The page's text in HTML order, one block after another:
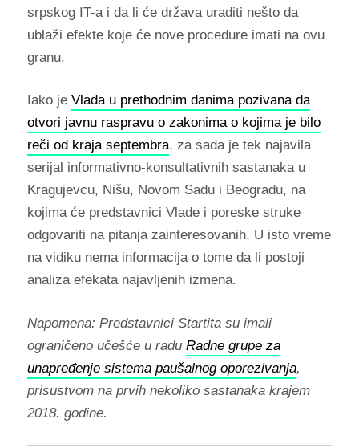
srpskog IT-a i da li će država uraditi nešto da
ublaži efekte koje će nove procedure imati na ovu
granu.
Iako je Vlada u prethodnim danima pozivana da
otvori javnu raspravu o zakonima o kojima je bilo
reči od kraja septembra, za sada je tek najavila
serijal informativno-konsultativnih sastanaka u
Kragujevcu, Nišu, Novom Sadu i Beogradu, na
kojima će predstavnici Vlade i poreske struke
odgovariti na pitanja zainteresovanih. U isto vreme
na vidiku nema informacija o tome da li postoji
analiza efekata najavljenih izmena.
Napomena: Predstavnici Startita su imali
ograničeno učešće u radu Radne grupe za
unapređenje sistema paušalnog oporezivanja,
prisustvom na prvih nekoliko sastanaka krajem
2018. godine.